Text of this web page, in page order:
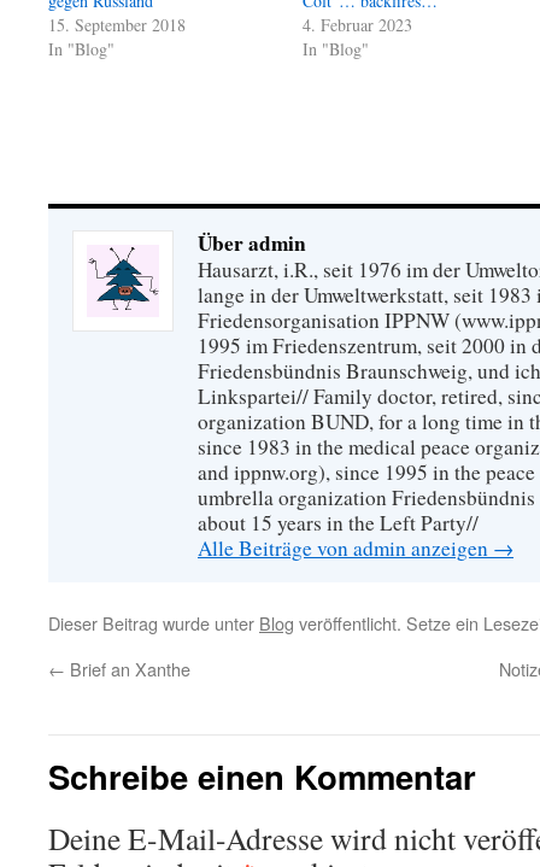
15. September 2018
In "Blog"
4. Februar 2023
In "Blog"
Über admin
Hausarzt, i.R., seit 1976 im der
lange in der Umweltwerkstatt, seit
Friedensorganisation IPPNW
1995 im Friedenszentrum, seit 2000 in
Friedensbündnis Braunschweig, und
Linkspartei// Family doctor, retired,
organization BUND, for a long time in
since 1983 in the medical peace
and ippnw.org), since 1995 in the
umbrella organization
about 15 years in the Left Party//
Alle Beiträge von admin anzeigen →
Dieser Beitrag wurde unter Blog veröffentlicht. Setze ein
← Brief an Xanthe
Schreibe einen Kommentar
Deine E-Mail-Adresse wird nicht